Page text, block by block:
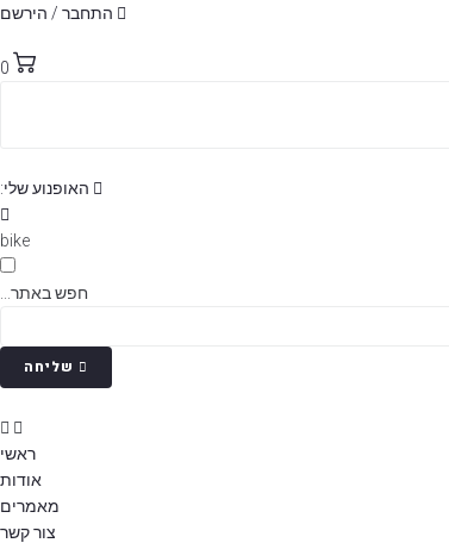
התחבר / הירשם
0
האופנוע שלי:
bike
חפש באתר...
שליחה
ראשי
אודות
מאמרים
צור קשר